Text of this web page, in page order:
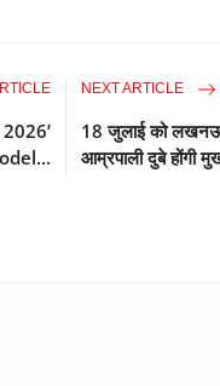
NEXT ARTICLE
18 जुलाई को लखनऊ
आम्रपाली दुबे होंगी